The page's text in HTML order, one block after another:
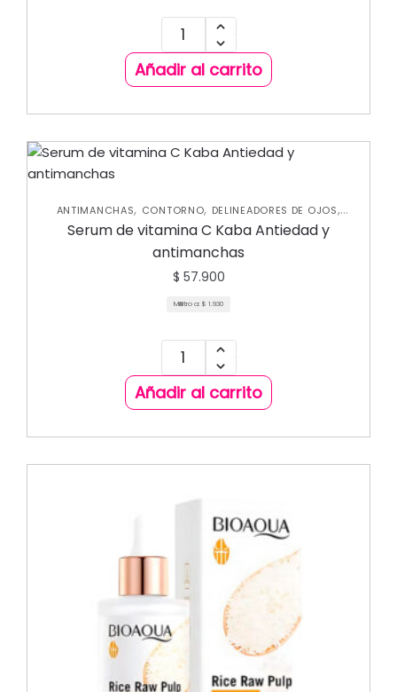
Añadir al carrito
ANTIMANCHAS, CONTORNO, DELINEADORES DE OJOS,
DILUSOR GLITTER, HIDRATANTES MAKEUP PARA NIÑAS
MAQUILLAJE NEÓN,NUEVA COLECCIÓN,PESTAÑINAS
SKIN CARE FACIAL,
Serum de vitamina C Kaba Antiedad y
antimanchas
$ 57.900
Mililitro a: $ 1.930
Añadir al carrito